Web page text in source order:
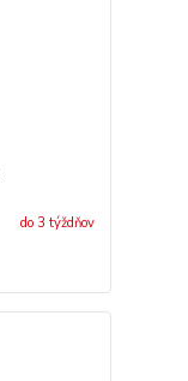
do 3 týždňov